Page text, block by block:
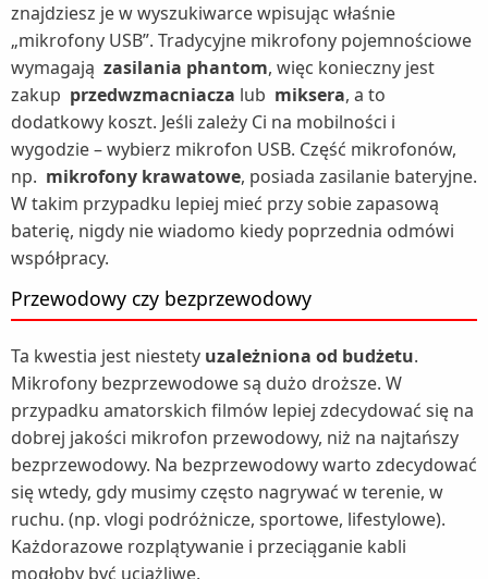
znajdziesz je w wyszukiwarce wpisując właśnie
„mikrofony USB”. Tradycyjne mikrofony pojemnościowe
wymagają zasilania phantom, więc konieczny jest
zakup przedwzmacniacza lub miksera, a to
dodatkowy koszt. Jeśli zależy Ci na mobilności i
wygodzie – wybierz mikrofon USB. Część mikrofonów,
np. mikrofony krawatowe, posiada zasilanie bateryjne.
W takim przypadku lepiej mieć przy sobie zapasową
baterię, nigdy nie wiadomo kiedy poprzednia odmówi
współpracy.
Przewodowy czy bezprzewodowy
Ta kwestia jest niestety uzależniona od budżetu.
Mikrofony bezprzewodowe są dużo droższe. W
przypadku amatorskich filmów lepiej zdecydować się na
dobrej jakości mikrofon przewodowy, niż na najtańszy
bezprzewodowy. Na bezprzewodowy warto zdecydować
się wtedy, gdy musimy często nagrywać w terenie, w
ruchu. (np. vlogi podróżnicze, sportowe, lifestylowe).
Każdorazowe rozplątywanie i przeciąganie kabli
mogłoby być uciążliwe.